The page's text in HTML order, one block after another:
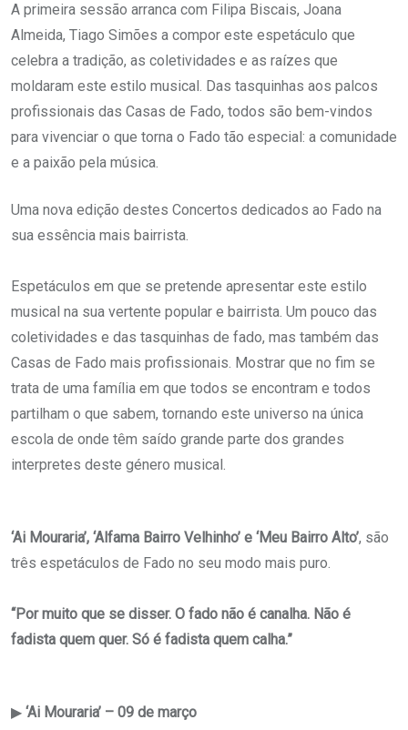
A primeira sessão arranca com Filipa Biscais, Joana
Almeida, Tiago Simões a compor este espetáculo que
celebra a tradição, as coletividades e as raízes que
moldaram este estilo musical. Das tasquinhas aos palcos
profissionais das Casas de Fado, todos são bem-vindos
para vivenciar o que torna o Fado tão especial: a comunidade
e a paixão pela música.
Uma nova edição destes Concertos dedicados ao Fado na
sua essência mais bairrista.
Espetáculos em que se pretende apresentar este estilo
musical na sua vertente popular e bairrista. Um pouco das
coletividades e das tasquinhas de fado, mas também das
Casas de Fado mais profissionais. Mostrar que no fim se
trata de uma família em que todos se encontram e todos
partilham o que sabem, tornando este universo na única
escola de onde têm saído grande parte dos grandes
interpretes deste género musical.
‘Ai Mouraria’, ‘Alfama Bairro Velhinho’ e ‘Meu Bairro Alto’, são
três espetáculos de Fado no seu modo mais puro.
“Por muito que se disser. O fado não é canalha. Não é
fadista quem quer. Só é fadista quem calha.”
▶ ‘Ai Mouraria’ – 09 de março